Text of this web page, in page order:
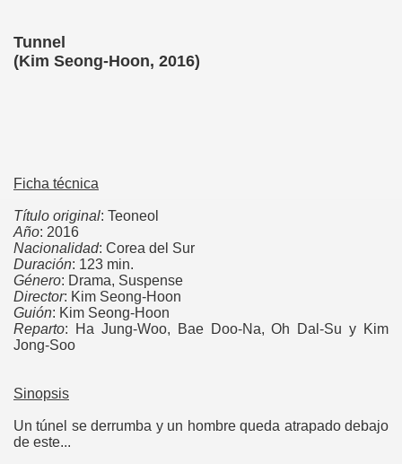
Tunnel
(Kim Seong-Hoon, 2016)
Ficha técnica
Título original: Teoneol
Año: 2016
Nacionalidad: Corea del Sur
Duración: 123 min.
Género: Drama, Suspense
Director: Kim Seong-Hoon
Guión: Kim Seong-Hoon
Reparto: Ha Jung-Woo, Bae Doo-Na, Oh Dal-Su y Kim
Jong-Soo
Sinopsis
Un túnel se derrumba y un hombre queda atrapado debajo
de este...